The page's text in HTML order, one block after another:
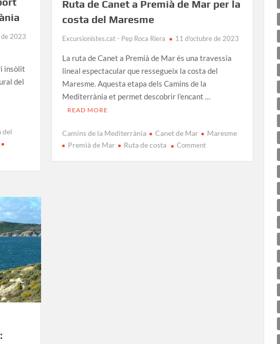
2023
insòlit
del
del
Ruta de Canet a Premià de Mar per la
costa del Maresme
Excursionistes.cat - Pep Roca Riera 11 d'octubre de 2023
La ruta de Canet a Premià de Mar és una travessia
lineal espectacular que ressegueix la costa del
Maresme. Aquesta etapa dels Camins de la
Mediterrània et permet descobrir l’encant …
READ MORE
Camins de la Mediterrània Canet de Mar
Maresme
Premià de Mar
Ruta de costa Commenton